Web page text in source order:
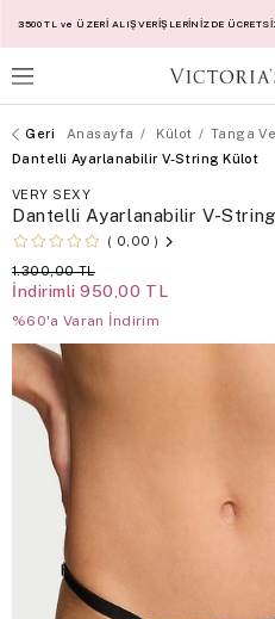
3500 TL ve ÜZERİ ALIŞVERİŞLERİNİZDE
Anasayfa Külot
Tanga
Dantelli Ayarlanabilir V-String Külot
VERY SEXY
Dantelli Ayarlanabilir V-
0,00
1.300,00 TL
İndirimli 950,00 TL
%60'a Varan İndirim